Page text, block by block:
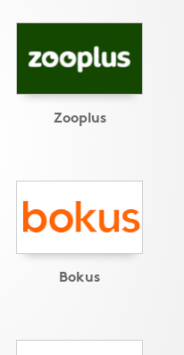
Zooplus
Bokus